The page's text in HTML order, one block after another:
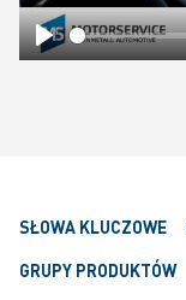
Play
SŁOWA KLUCZOWE
GRUPY PRODUKTÓW